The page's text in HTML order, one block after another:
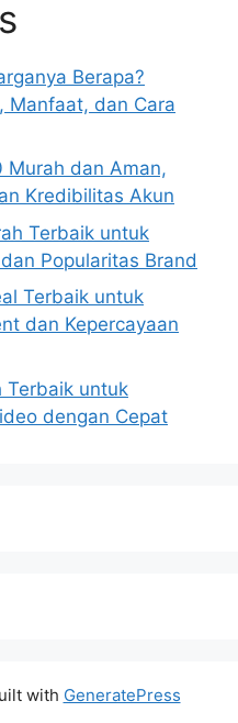
Berapa?
Manfaat, dan Cara
Murah dan Aman,
Kredibilitas Akun
Terbaik untuk
Popularitas Brand
Terbaik untuk
dan Kepercayaan
Terbaik untuk
dengan Cepat
with GeneratePress